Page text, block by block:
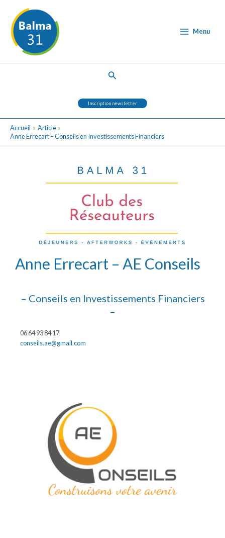
contenu
MenuMenu
Rechercher
Inscription newsletter
Accueil
Article
Anne Errecart – Conseils en Investissements Financiers
Anne Errecart – AE Conseils
– Conseils en Investissements Financiers
–
06 64 93 84 17
conseils.ae@gmail.com
navigation